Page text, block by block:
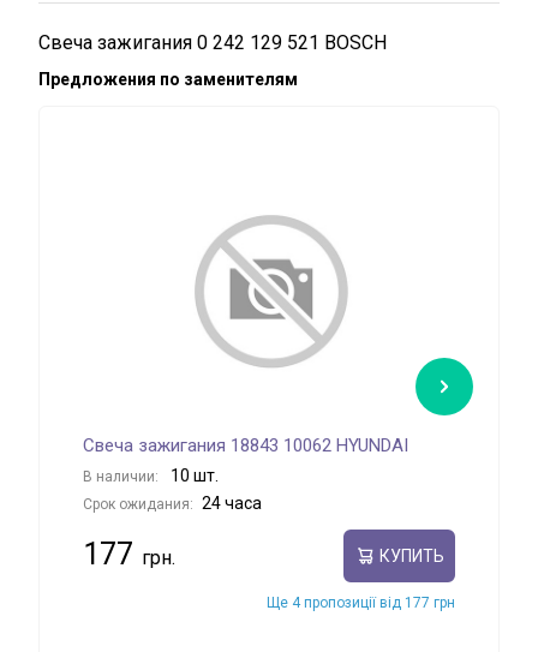
Свеча зажигания 0 242 129 521 BOSCH
Предложения по заменителям
Свеча зажигания 18843 10062 HYUNDAI
В наличии: 10 шт.
Срок ожидания: 24 часа
177 КУПИТЬ
Ще 4 пропозиції від 177 грн